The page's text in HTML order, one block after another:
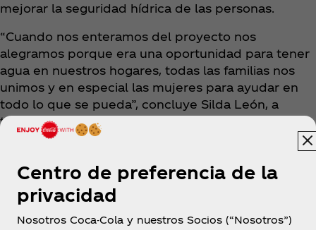
mejorar la seguridad hídrica de las personas.
“Cuando nos enteramos del proyecto nos
alegramos porque era una oportunidad para tener
agua en nuestros hogares, todas las familias nos
unimos y en especial las mujeres para ayudar en
todo lo que se pueda”, concluye Silda León, a
tiempo de destacar el trabajo unánime y de forma
solidaria entre los vecinos de Cessa, lo que ayudó a
Centro de preferencia de la
privacidad
Nosotros Coca-Cola y nuestros Socios (“Nosotros”)